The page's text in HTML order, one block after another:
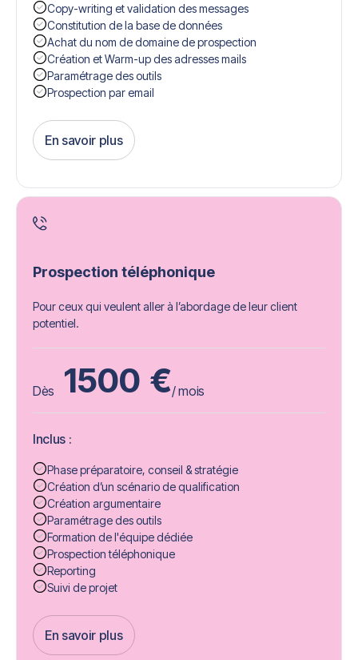
Copy-writing et validation des messages
Constitution de la base de données
Achat du nom de domaine de prospection
Création et Warm-up des adresses mails
Paramétrage des outils
Prospection par email
En savoir plus
Get Started
Prospection téléphonique
Pour ceux qui veulent aller à l’abordage de leur client
potentiel.
Dès 1500 €/ mois
Inclus :
Phase préparatoire, conseil & stratégie
Création d’un scénario de qualification
Création argumentaire
Paramétrage des outils
Formation de l'équipe dédiée
Prospection téléphonique
Reporting
Suivi de projet
En savoir plus
Get Started